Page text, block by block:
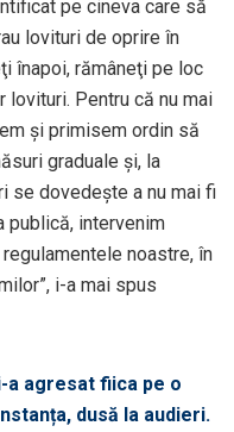
pe cineva care să
lovituri de oprire în
înapoi, rămâneţi pe loc
lovituri. Pentru că nu mai
şi primisem ordin să
graduale şi, la
se dovedeşte a nu mai fi
publică, intervenim
noastre, în
i-a mai spus
a agresat fiica pe o
dusă la audieri.